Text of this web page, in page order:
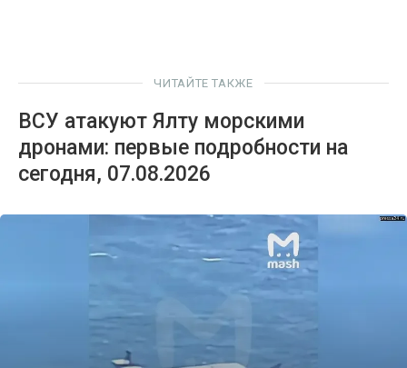
ЧИТАЙТЕ ТАКЖЕ
ВСУ атакуют Ялту морскими
дронами: первые подробности на
сегодня, 07.08.2026